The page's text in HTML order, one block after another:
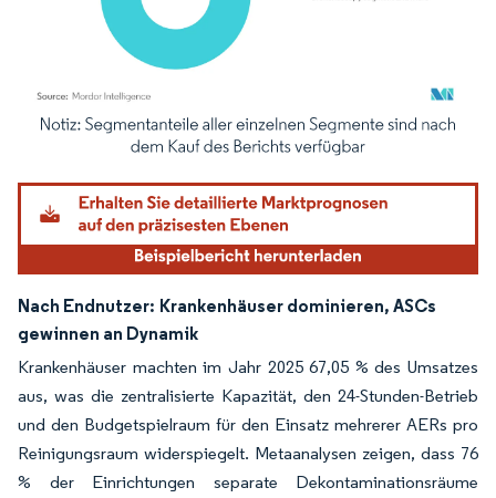
Bild © Mordor Intelligence. Wiederverwendung erfordert Namensnennung
Nach Endnutzer: Krankenhäuser dominieren, ASCs
gewinnen an Dynamik
Krankenhäuser machten im Jahr 2025 67,05 % des Umsatzes
aus, was die zentralisierte Kapazität, den 24-Stunden-Betrieb
und den Budgetspielraum für den Einsatz mehrerer AERs pro
Reinigungsraum widerspiegelt. Metaanalysen zeigen, dass 76
% der Einrichtungen separate Dekontaminationsräume